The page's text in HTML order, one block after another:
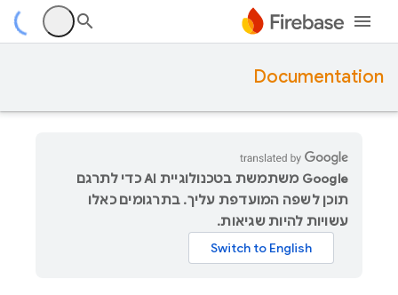
Documentation
‫Google משתמשת בטכנולוגיית AI כדי לתרגם
תוכן לשפה המועדפת עליך. בתרגומים כאלו
עשויות להיות שגיאות.